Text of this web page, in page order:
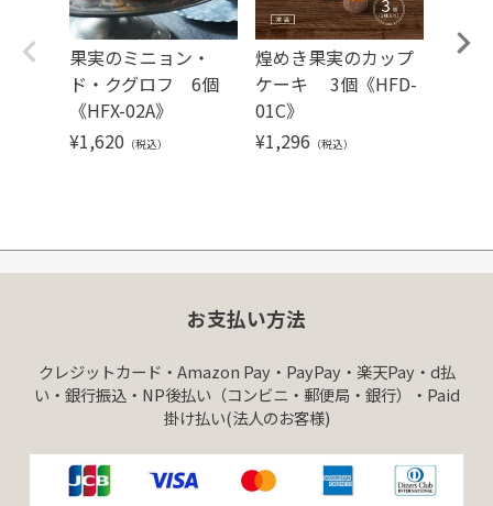
果実のミニョン・
ド・クグロフ 6個
《HFX-02A》
¥1,620 （税込）
煌めき果実のカップ
ケーキ 3個《HFD-
01C》
¥1,296 （税込）
芳果
お支払い方法
クレジットカード・Amazon Pay・PayPay・楽天Pay・d払
い・銀行振込・NP後払い（コンビニ・郵便局・銀行）・Paid
掛け払い(法人のお客様)